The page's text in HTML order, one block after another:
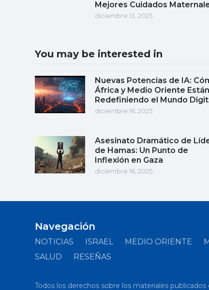
Mejores Cuidados
diciembre 13, 2025
You may be interested in
Nuevas Potencias de IA:
África y Medio Oriente Están
Redefiniendo el Mundo
diciembre 16, 2025
Asesinato Dramático de
de Hamas: Un Punto de
Inflexión en Gaza
diciembre 16, 2025
Navegación
NOTICIAS ISRAEL MEDIO ORIENTE
SALUD
RESEÑAS
Todos los derechos sobre los materiales